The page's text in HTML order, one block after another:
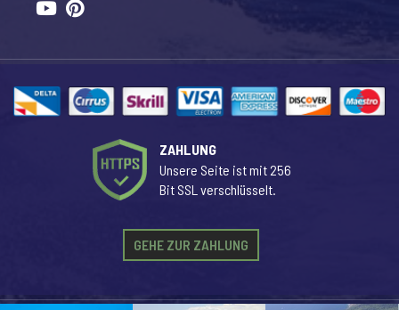
ZAHLUNG
Unsere Seite ist mit 256
Bit SSL verschlüsselt.
GEHE ZUR ZAHLUNG